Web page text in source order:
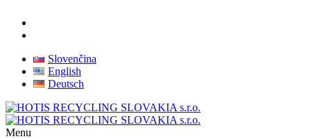
Slovenčina
English
Deutsch
Menu